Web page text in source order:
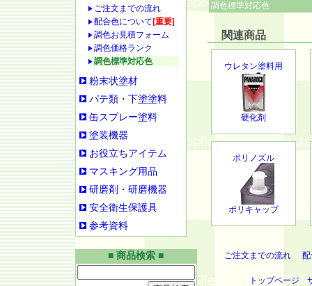
調色標準対応色
関連商品
ウレタン塗料用
硬化剤
ポリノズル
ポリキャップ
ご注文までの流れ
トップページ
ご注文までの流れ
配合色について [重要]
調色お見積フォーム
調色価格ランク
調色標準対応色
粉末状塗材
パテ類・下塗塗料
缶スプレー塗料
塗装機器
お役立ちアイテム
マスキング用品
研磨剤・研磨機器
安全衛生保護具
参考資料
■ 商品検索 ■